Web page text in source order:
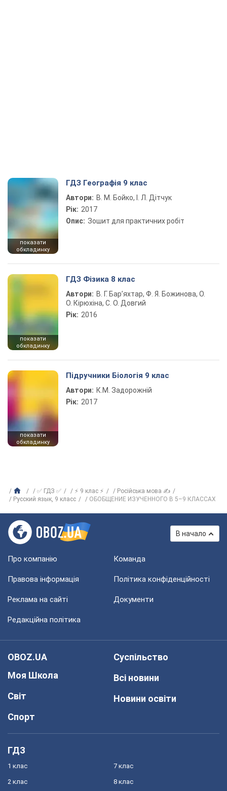
показати
обкладинку
ГДЗ Географія 9 клас
Автори: В. М. Бойко, І. Л. Дітчук
Рік: 2017
Опис: Зошит для практичних робіт
показати
обкладинку
ГДЗ Фізика 8 клас
Автори: В. Г. Бар’яхтар, Ф. Я. Божинова, О.
О. Кірюхіна, С. О. Довгий
Рік: 2016
показати
обкладинку
Підручники Біологія 9 клас
Автори: К.М. Задорожній
Рік: 2017
✅ ГДЗ ✅ ⚡ 9 клас ⚡
Російська мова ✍
Русский язык, 9 класс
ОБОБЩЕНИЕ ИЗУЧЕННОГО В 5–9 КЛАССАХ
В начало
Про компанію Команда
Правова інформація Політика конфіденційності
Реклама на сайті Документи
Редакційна політика
OBOZ.UA
Моя Школа
Світ
Спорт
Суспільство
Всі новини
Новини освіти
ГДЗ
1 клас
2 клас
7 клас
8 клас